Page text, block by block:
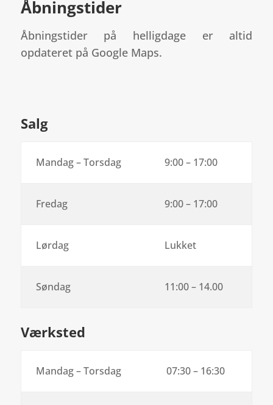
Åbningstider
Åbningstider på helligdage er altid
opdateret på Google Maps.
Salg
Mandag – Torsdag 9:00 – 17:00
Fredag 9:00 – 17:00
Lørdag Lukket
Søndag 11:00 – 14.00
Værksted
Mandag – Torsdag 07:30 – 16:30